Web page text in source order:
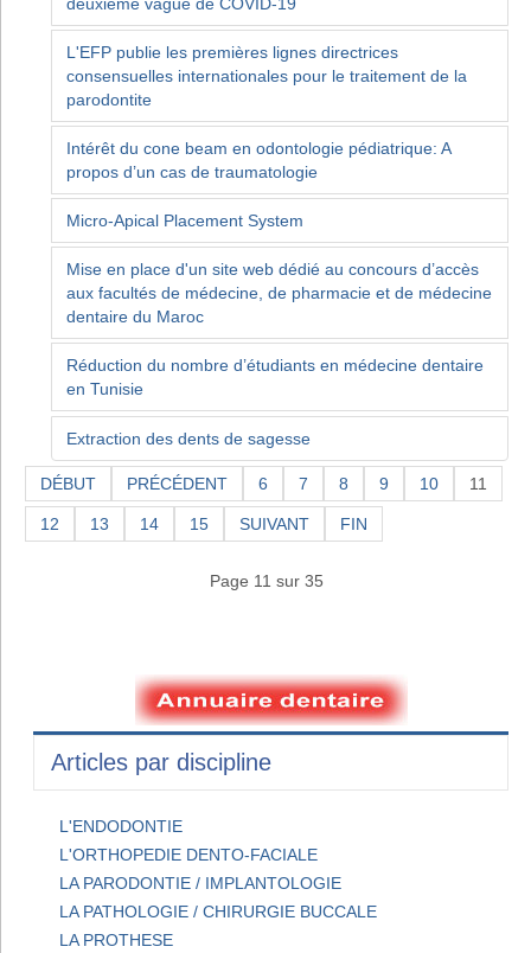
L'EFP publie les premières lignes directrices
consensuelles internationales pour le traitement de la
parodontite
Intérêt du cone beam en odontologie pédiatrique: A
propos d’un cas de traumatologie
Micro-Apical Placement System
Mise en place d'un site web dédié au concours d’accès
aux facultés de médecine, de pharmacie et de médecine
dentaire du Maroc
Réduction du nombre d’étudiants en médecine dentaire
en Tunisie
Extraction des dents de sagesse
DÉBUT PRÉCÉDENT 6 7 8 9 10 11
12 13 14 15 SUIVANT FIN
Page 11 sur 35
Articles par discipline
L'ENDODONTIE
L'ORTHOPEDIE DENTO-FACIALE
LA PARODONTIE / IMPLANTOLOGIE
LA PATHOLOGIE / CHIRURGIE BUCCALE
LA PROTHESE